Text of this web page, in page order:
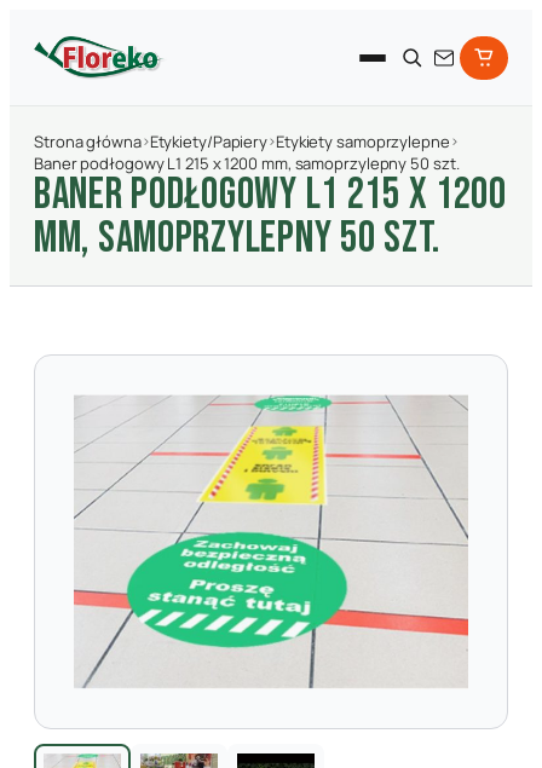
Strona główna›Etykiety/Papiery›Etykiety samoprzylepne›
Baner podłogowy L1 215 x 1200 mm, samoprzylepny 50 szt.
BANER PODłOGOWY L1 215 X 1200
MM, SAMOPRZYLEPNY 50 SZT.